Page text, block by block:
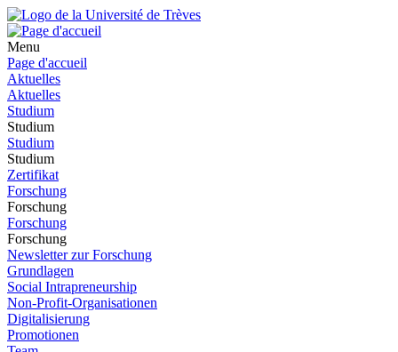
Menu
Page d'accueil
Aktuelles
Aktuelles
Studium
Studium
Studium
Studium
Zertifikat
Forschung
Forschung
Forschung
Forschung
Newsletter zur Forschung
Grundlagen
Social Intrapreneurship
Non-Profit-Organisationen
Digitalisierung
Promotionen